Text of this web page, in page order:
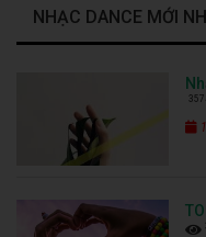
NHẠC DANCE MỚI